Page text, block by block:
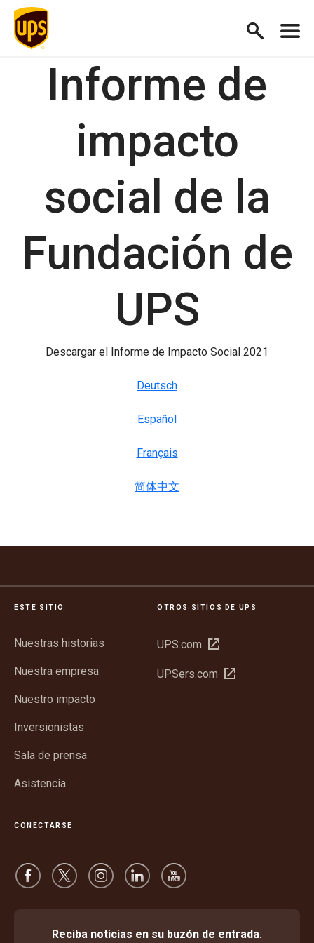
Informe de
impacto
social de la
Fundación de
UPS
Descargar el Informe de Impacto Social 2021
Deutsch
Español
Français
简体中文
ESTE SITIO
Nuestras historias
Nuestra empresa
Nuestro impacto
Inversionistas
Sala de prensa
Asistencia
OTROS SITIOS DE UPS
UPS.com Abrir
una
UPSers.com Abrir
CONECTARSE
Reciba noticias en su buzón de entrada.